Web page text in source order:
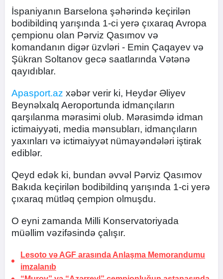
İspaniyanın Barselona şəhərində keçirilən
bodibildinq yarışında 1-ci yerə çıxaraq Avropa
çempionu olan Pərviz Qasımov və
komandanın digər üzvləri - Emin Çaqayev və
Şükran Soltanov gecə saatlarında Vətənə
qayıdıblar.
Apasport.az xəbər verir ki, Heydər Əliyev
Beynəlxalq Aeroportunda idmançıların
qarşılanma mərasimi olub. Mərasimdə idman
ictimaiyyəti, media mənsubları, idmançıların
yaxınları və ictimaiyyət nümayəndələri iştirak
ediblər.
Qeyd edək ki, bundan əvvəl Pərviz Qasımov
Bakıda keçirilən bodibildinq yarışında 1-ci yerə
çıxaraq mütləq çempion olmuşdu.
O eyni zamanda Milli Konservatoriyada
müəllim vəzifəsində çalışır.
Lesoto və AGF arasında Anlaşma Memorandumu
imzalanıb